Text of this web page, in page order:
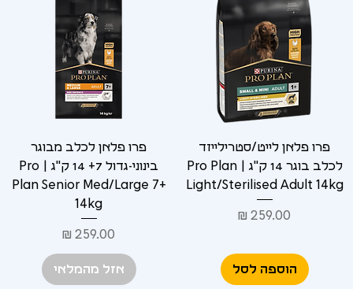
פרו פלאן לייט/סטרילייזד
לכלב בוגר 14 ק"ג | Pro Plan
Light/Sterilised Adult 14kg
מחיר
הוספה לסל
פרו פלאן לכלב מבוגר
בינוני-גדול 7+ 14 ק"ג | Pro
Plan Senior Med/Large 7+
14kg
מחיר
אזל מהמלאי